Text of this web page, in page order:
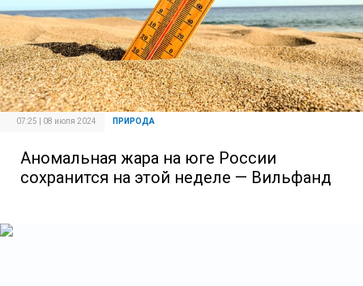
07:25 | 08 июля 2024 ПРИРОДА
Аномальная жара на юге России
сохранится на этой неделе — Вильфанд